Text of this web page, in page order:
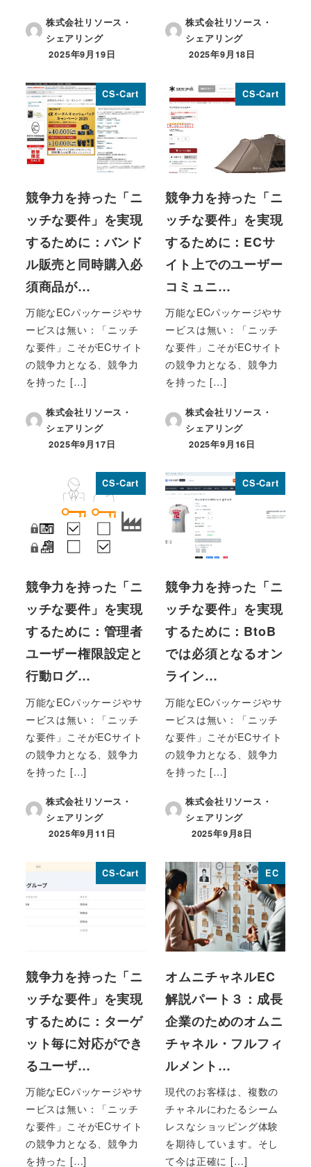
株式会社リソース・
シェアリング
投稿日
2025年9月19日
株式会社リソース・
シェアリング
投稿日
2025年9月18日
CS-Cart
競争力を持った「ニ
ッチな要件」を実現
するために：バンド
ル販売と同時購入必
須商品が…
万能なECパッケージやサ
ービスは無い：「ニッチ
な要件」こそがECサイト
の競争力となる、競争力
を持った […]
株式会社リソース・
シェアリング
投稿日
2025年9月17日
CS-Cart
競争力を持った「ニ
ッチな要件」を実現
するために：ECサ
イト上でのユーザー
コミュニ…
万能なECパッケージやサ
ービスは無い：「ニッチ
な要件」こそがECサイト
の競争力となる、競争力
を持った […]
株式会社リソース・
シェアリング
投稿日
2025年9月16日
CS-Cart
競争力を持った「ニ
ッチな要件」を実現
するために：管理者
ユーザー権限設定と
行動ログ…
万能なECパッケージやサ
ービスは無い：「ニッチ
な要件」こそがECサイト
の競争力となる、競争力
を持った […]
株式会社リソース・
シェアリング
投稿日
2025年9月11日
CS-Cart
競争力を持った「ニ
ッチな要件」を実現
するために：BtoB
では必須となるオン
ライン…
万能なECパッケージやサ
ービスは無い：「ニッチ
な要件」こそがECサイト
の競争力となる、競争力
を持った […]
株式会社リソース・
シェアリング
投稿日
2025年9月8日
CS-Cart
競争力を持った「ニ
ッチな要件」を実現
するために：ターゲ
ット毎に対応ができ
るユーザ…
万能なECパッケージやサ
ービスは無い：「ニッチ
な要件」こそがECサイト
の競争力となる、競争力
を持った […]
EC
オムニチャネルEC
解説パート３：成長
企業のためのオムニ
チャネル・フルフィ
ルメント…
現代のお客様は、複数の
チャネルにわたるシーム
レスなショッピング体験
を期待しています。そし
て今は正確に […]